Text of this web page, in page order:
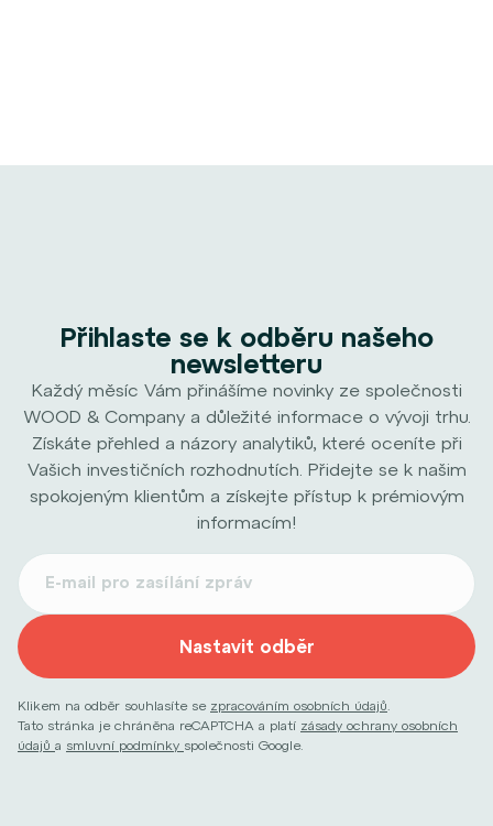
Přihlaste se k odběru našeho
newsletteru
Každý měsíc Vám přinášíme novinky ze společnosti
WOOD & Company a důležité informace o vývoji trhu.
Získáte přehled a názory analytiků, které oceníte při
Vašich investičních rozhodnutích. Přidejte se k našim
spokojeným klientům a získejte přístup k prémiovým
informacím!
Nastavit odběr
Klikem na odběr souhlasíte se zpracováním osobních údajů.
Tato stránka je chráněna reCAPTCHA a platí zásady ochrany osobních
údajů a smluvní podmínky společnosti Google.